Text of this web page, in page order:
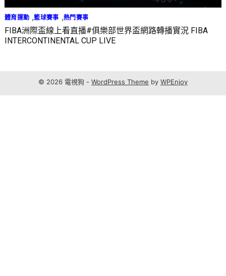
體育運動 ,籃球賽事 ,熱門賽事
FIBA洲際盃線上看直播#俱樂部世界盃網路轉播實況 FIBA
INTERCONTINENTAL CUP LIVE
© 2026 電視狗 - WordPress Theme by WPEnjoy